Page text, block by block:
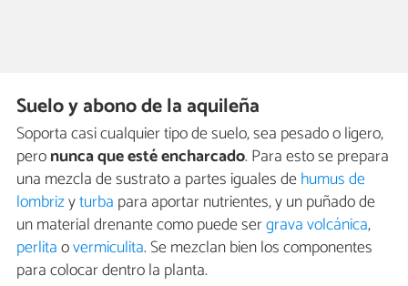
Suelo y abono de la aquileña
Soporta casi cualquier tipo de suelo, sea pesado o ligero,
peronunca que esté encharcado. Para esto se prepara
una mezcla de sustrato a partes iguales dehumus de
lombrizyturba para aportar nutrientes, y un puñado de
un material drenante como puede sergrava volcánica,
perlitaovermiculita. Se mezclan bien los componentes
para colocar dentro la planta.